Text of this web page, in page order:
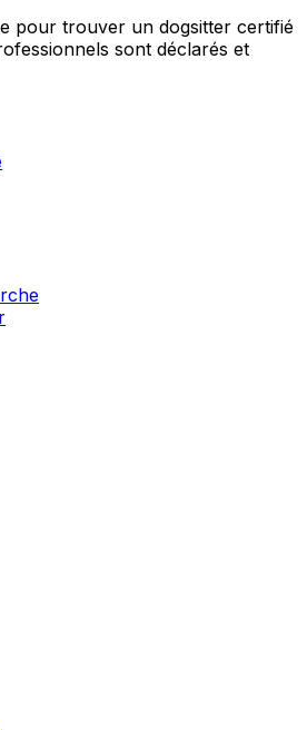
pour trouver un dogsitter certifié
sont déclarés et